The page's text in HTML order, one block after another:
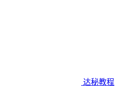
达秘教程